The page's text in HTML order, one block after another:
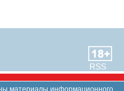
RSS
материалы информационного